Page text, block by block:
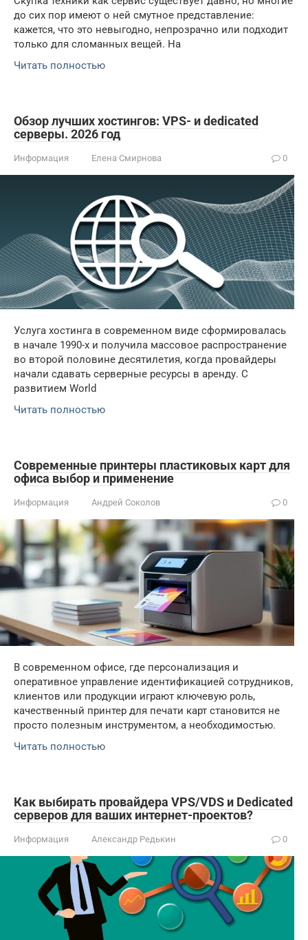
до сих пор имеют о ней смутное представление:
кажется, что это невыгодно, непрозрачно или подходит
только для сломанных вещей. На
Читать полностью
Обзор лучших хостингов: VPS- и dedicated
серверы. 2026 год
Информация Елена Смирнова 0
Услуга хостинга в современном виде сформировалась
в начале 1990-х и получила массовое распространение
во второй половине десятилетия, когда провайдеры
начали сдавать серверные ресурсы в аренду. С
развитием World
Читать полностью
Современные принтеры пластиковых карт для
офиса выбор и применение
Информация Андрей Соколов 0
В современном офисе, где персонализация и
оперативное управление идентификацией сотрудников,
клиентов или продукции играют ключевую роль,
качественный принтер для печати карт становится не
просто полезным инструментом, а необходимостью.
Читать полностью
Как выбирать провайдера VPS/VDS и Dedicated
серверов для ваших интернет-проектов?
Информация Александр Редькин 0